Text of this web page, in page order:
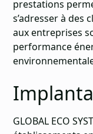
prestations
s’adresser à des
aux entreprises
performance
GLOBAL ECO